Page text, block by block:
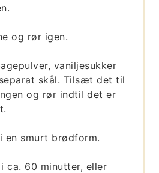
og rør igen.
vaniljesukker
skål. Tilsæt det til
og rør indtil det er
en smurt brødform.
ca. 60 minutter, eller